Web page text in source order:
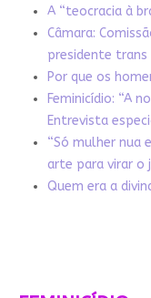
A “teocracia à
Câmara:
presidente trans
Por que os
Feminicídio: “A
Entrevista
“Só mulher nua
arte para virar o
Quem era a